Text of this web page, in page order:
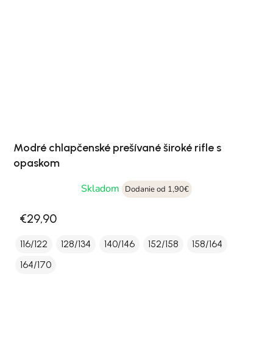
Modré chlapčenské prešívané široké rifle s
opaskom
Skladom
Dodanie od 1,90€
€29,90
116/122 128/134 140/146 152/158
158/164
164/170